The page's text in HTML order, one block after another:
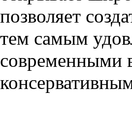
позволяет
тем самым
современными